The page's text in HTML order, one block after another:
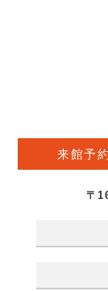
来館予約
〒